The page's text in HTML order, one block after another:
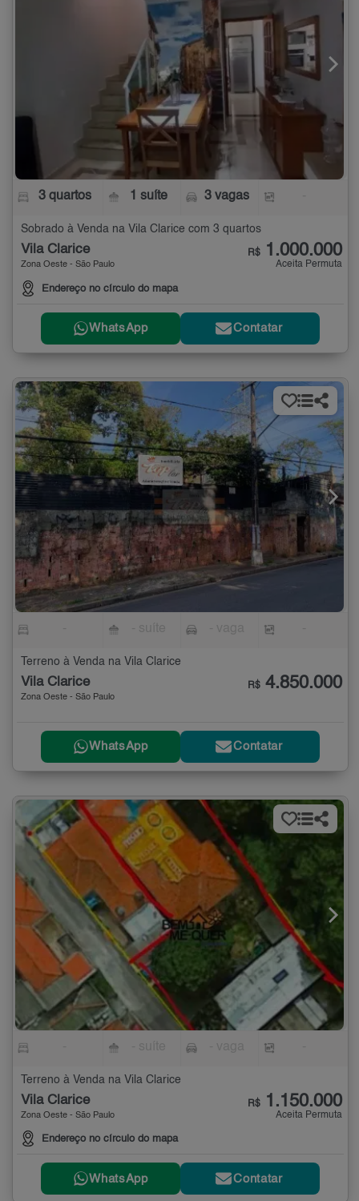
3 quartos 1 suíte 3 vagas
Sobrado à Venda na Vila Clarice com 3 quartos
Vila Clarice
Zona Oeste - São Paulo
Endereço no círculo do mapa
R$ 1.000.000
Aceita Permuta
WhatsApp Contatar
Terreno à Venda na Vila Clarice
Vila Clarice
Zona Oeste - São Paulo
R$ 4.850.000
WhatsApp Contatar
Terreno à Venda na Vila Clarice
Vila Clarice
Zona Oeste - São Paulo
Endereço no círculo do mapa
R$ 1.150.000
Aceita Permuta
WhatsApp Contatar